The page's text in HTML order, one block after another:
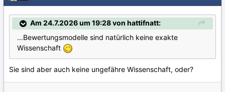
Am 24.7.2026 um 19:28 von hattifnatt:
...Bewertungsmodelle sind natürlich keine exakte
Wissenschaft
Sie sind aber auch keine ungefähre Wissenschaft, oder?